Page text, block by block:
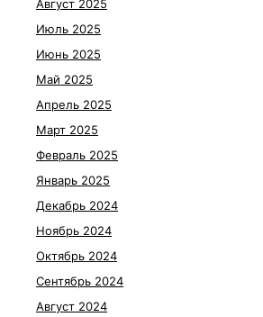
Август 2025
Июль 2025
Июнь 2025
Май 2025
Апрель 2025
Март 2025
Февраль 2025
Январь 2025
Декабрь 2024
Ноябрь 2024
Октябрь 2024
Сентябрь 2024
Август 2024